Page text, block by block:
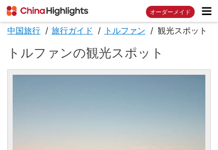
オーダーメイド
中国旅行 旅行ガイド トルファン 観光スポット
トルファンの観光スポット